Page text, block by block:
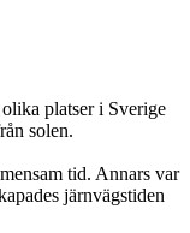
platser i Sverige
solen.
tid. Annars var
järnvägstiden